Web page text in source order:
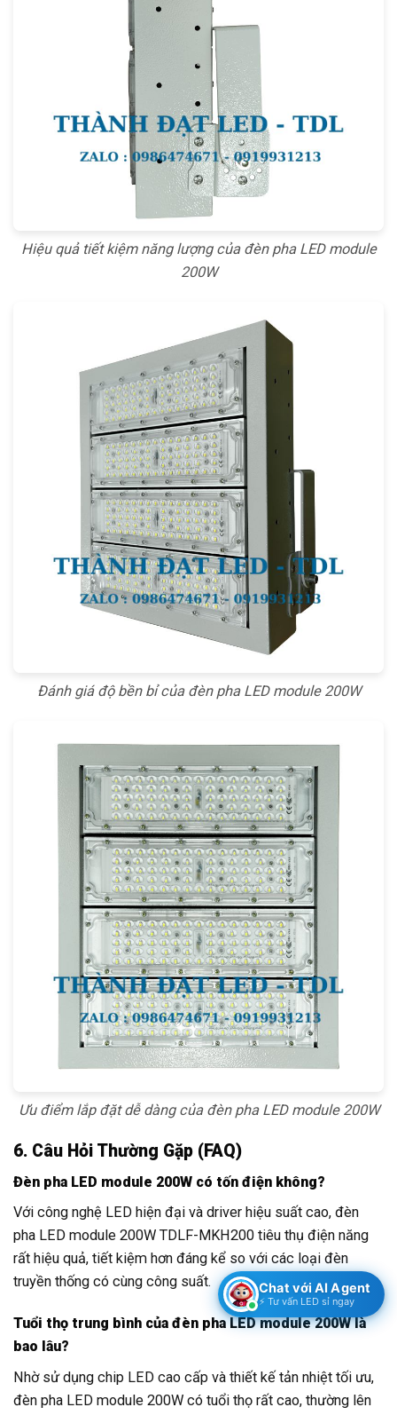
Hiệu quả tiết kiệm năng lượng của đèn pha LED module
200W
Đánh giá độ bền bỉ của đèn pha LED module 200W
Ưu điểm lắp đặt dễ dàng của đèn pha LED module 200W
6. Câu Hỏi Thường Gặp (FAQ)
Đèn pha LED module 200W có tốn điện không?
Với công nghệ LED hiện đại và driver hiệu suất cao, đèn
pha LED module 200W TDLF-MKH200 tiêu thụ điện năng
rất hiệu quả, tiết kiệm hơn đáng kể so với các loại đèn
truyền thống có cùng công suất.
Tuổi thọ trung bình của đèn pha LED module 200W là
bao lâu?
Nhờ sử dụng chip LED cao cấp và thiết kế tản nhiệt tối ưu,
đèn pha LED module 200W có tuổi thọ rất cao, thường lên
Chat với AI Agent
⚡ Tư vấn LED sỉ ngay